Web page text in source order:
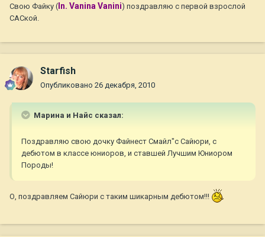
Свою Файку ( In. Vanina Vanini) поздравляю с первой взрослой
САСкой.
Starfish
Опубликовано 26 декабря, 2010
Марина и Найс сказал:
Поздравляю свою дочку Файнест Смайл"с Сайюри, с
дебютом в классе юниоров, и ставшей Лучшим Юниором
Породы!
О, поздравляем Сайюри с таким шикарным дебютом!!!